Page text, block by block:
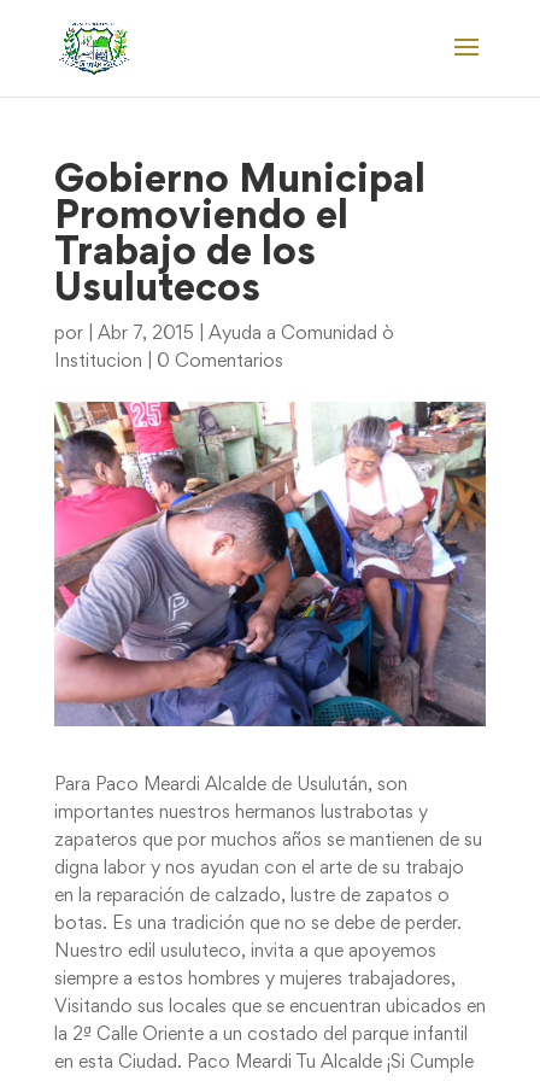
Gobierno Municipal
Promoviendo el
Trabajo de los
Usulutecos
por Abr 7, 2015
Ayuda a Comunidad ò
Institucion
0 Comentarios
Para Paco Meardi Alcalde de Usulután, son
importantes nuestros hermanos lustrabotas y
zapateros que por muchos años se mantienen de su
digna labor y nos ayudan con el arte de su trabajo
en la reparación de calzado, lustre de zapatos o
botas. Es una tradición que no se debe de perder.
Nuestro edil usuluteco, invita a que apoyemos
siempre a estos hombres y mujeres trabajadores,
Visitando sus locales que se encuentran ubicados en
la 2ª Calle Oriente a un costado del parque infantil
en esta Ciudad. Paco Meardi Tu Alcalde ¡Si Cumple